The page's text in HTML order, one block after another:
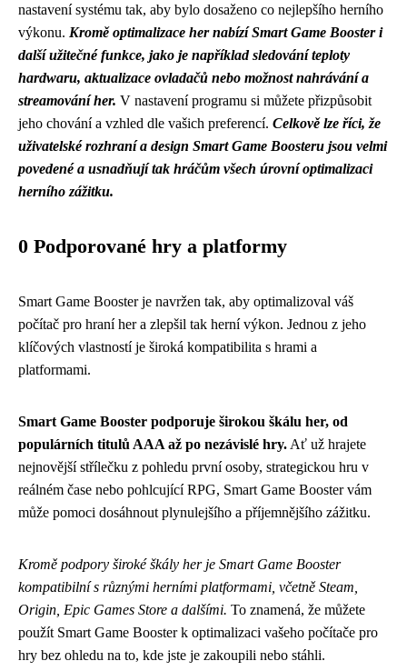
nastavení systému tak, aby bylo dosaženo co nejlepšího herního
výkonu. Kromě optimalizace her nabízí Smart Game Booster i
další užitečné funkce, jako je například sledování teploty
hardwaru, aktualizace ovladačů nebo možnost nahrávání a
streamování her. V nastavení programu si můžete přizpůsobit
jeho chování a vzhled dle vašich preferencí. Celkově lze říci, že
uživatelské rozhraní a design Smart Game Boosteru jsou velmi
povedené a usnadňují tak hráčům všech úrovní optimalizaci
herního zážitku.
0 Podporované hry a platformy
Smart Game Booster je navržen tak, aby optimalizoval váš
počítač pro hraní her a zlepšil tak herní výkon. Jednou z jeho
klíčových vlastností je široká kompatibilita s hrami a
platformami.
Smart Game Booster podporuje širokou škálu her, od
populárních titulů AAA až po nezávislé hry. Ať už hrajete
nejnovější střílečku z pohledu první osoby, strategickou hru v
reálném čase nebo pohlcující RPG, Smart Game Booster vám
může pomoci dosáhnout plynulejšího a příjemnějšího zážitku.
Kromě podpory široké škály her je Smart Game Booster
kompatibilní s různými herními platformami, včetně Steam,
Origin, Epic Games Store a dalšími. To znamená, že můžete
použít Smart Game Booster k optimalizaci vašeho počítače pro
hry bez ohledu na to, kde jste je zakoupili nebo stáhli.